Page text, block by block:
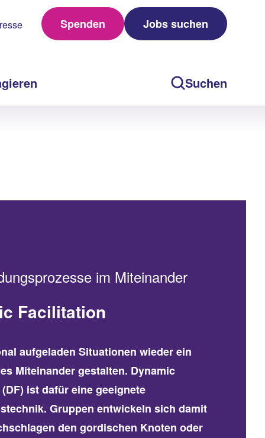
Suchen
Spenden Jobs suchen
im Miteinander
Facilitation
aufgeladen Situationen wieder ein
Miteinander gestalten. Dynamic
ist dafür eine geeignete
Gruppen entwickeln sich damit
den gordischen Knoten oder